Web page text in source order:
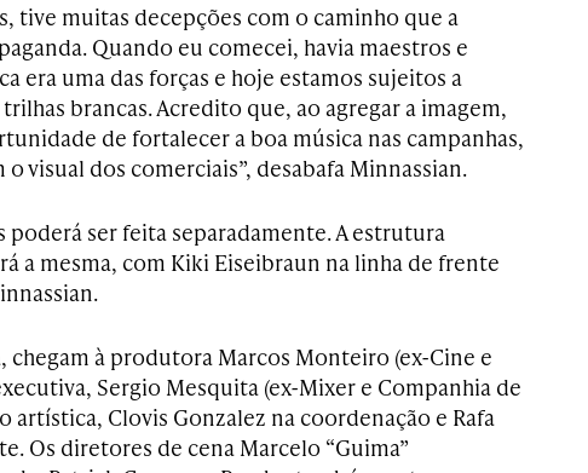
tive muitas decepções com o caminho que a
Quando eu comecei, havia maestros e
era uma das forças e hoje estamos sujeitos a
brancas. Acredito que, ao agregar a imagem,
de fortalecer a boa música nas campanhas,
visual dos comerciais”, desabafa Minnassian.
poderá ser feita separadamente. A estrutura
a mesma, com Kiki Eiseibraun na linha de frente
chegam à produtora Marcos Monteiro (ex-Cine e
Sergio Mesquita (ex-Mixer e Companhia de
artística, Clovis Gonzalez na coordenação e Rafa
Os diretores de cena Marcelo “Guima”